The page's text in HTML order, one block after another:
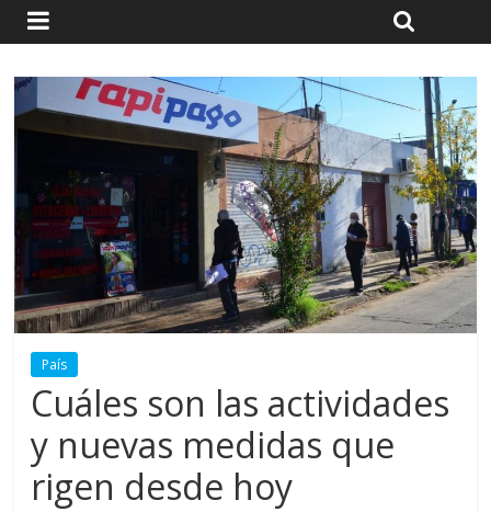
País
Cuáles son las actividades
y nuevas medidas que
rigen desde hoy